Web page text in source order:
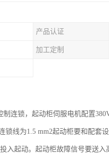
产品认证
加工定制
连锁，起动柜伺服电机配置
锁线为1.5 mm2起动柜要和配套
起动。起动柜故障信号要送入